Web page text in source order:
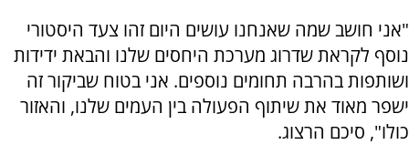
"אני חושב שמה שאנחנו עושים היום זהו צעד היסטורי
נוסף לקראת שדרוג מערכת היחסים שלנו והבאת ידידות
ושותפות בהרבה תחומים נוספים. אני בטוח שביקור זה
ישפר מאוד את שיתוף הפעולה בין העמים שלנו, והאזור
כולו", סיכם הרצוג.